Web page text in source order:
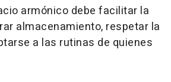
armónico debe facilitar la
almacenamiento, respetar la
a las rutinas de quienes